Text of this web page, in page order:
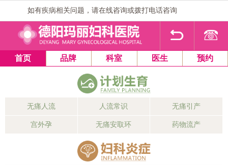
如有疾病相关问题，请在线咨询或拨打电话咨询
1 2 3 4
首页 品牌 科室 医生 预约
无痛人流 人流常识 无痛引产
宫外孕 无痛安取环 药物流产